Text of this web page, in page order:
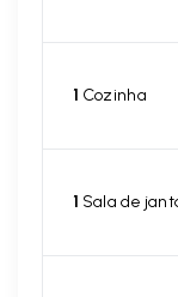
1 Cozinha
1 Sala de